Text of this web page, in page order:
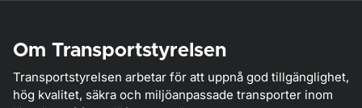
Om Transportstyrelsen
Transportstyrelsen arbetar för att uppnå god tillgänglighet,
hög kvalitet, säkra och miljöanpassade transporter inom